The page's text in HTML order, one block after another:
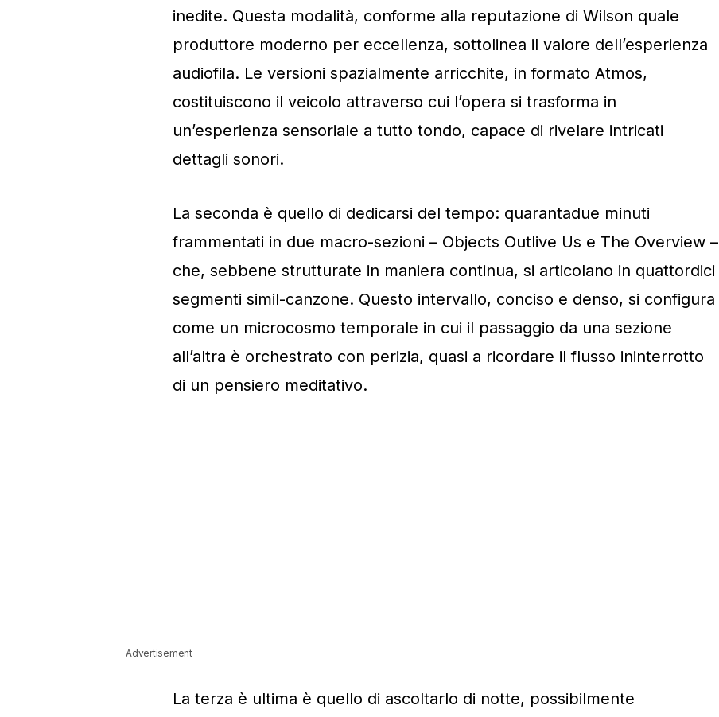
inedite. Questa modalità, conforme alla reputazione di Wilson quale
produttore moderno per eccellenza, sottolinea il valore dell’esperienza
audiofila. Le versioni spazialmente arricchite, in formato Atmos,
costituiscono il veicolo attraverso cui l’opera si trasforma in
un’esperienza sensoriale a tutto tondo, capace di rivelare intricati
dettagli sonori.
La seconda è quello di dedicarsi del tempo: quarantadue minuti
frammentati in due macro-sezioni – Objects Outlive Us e The Overview –
che, sebbene strutturate in maniera continua, si articolano in quattordici
segmenti simil-canzone. Questo intervallo, conciso e denso, si configura
come un microcosmo temporale in cui il passaggio da una sezione
all’altra è orchestrato con perizia, quasi a ricordare il flusso ininterrotto
di un pensiero meditativo.
Advertisement
La terza è ultima è quello di ascoltarlo di notte, possibilmente